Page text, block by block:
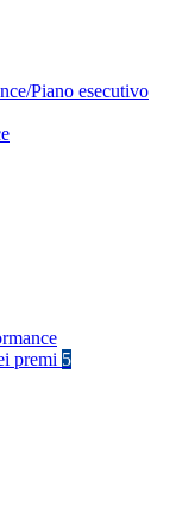
Piano esecutivo
premi 5